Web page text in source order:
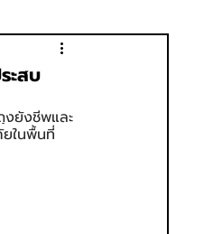
ะสบ
งยังชีพและ
ในพื้นที่